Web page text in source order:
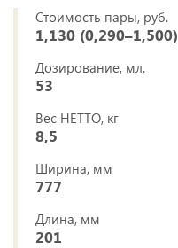
Стоимость пары, руб.
1,130 (0,290–1,500)
Дозирование, мл.
53
Вес НЕТТО, кг
8,5
Ширина, мм
777
Длина, мм
201